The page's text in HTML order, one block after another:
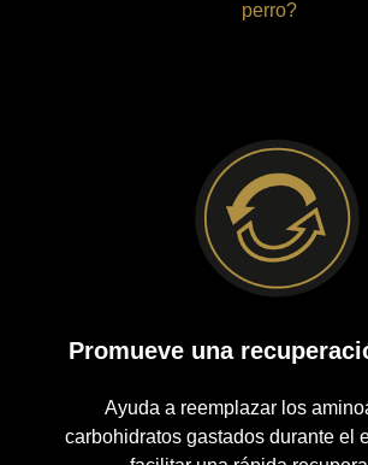
perro?
Promueve una
Ayuda a reemplazar los
carbohidratos gastados durante el